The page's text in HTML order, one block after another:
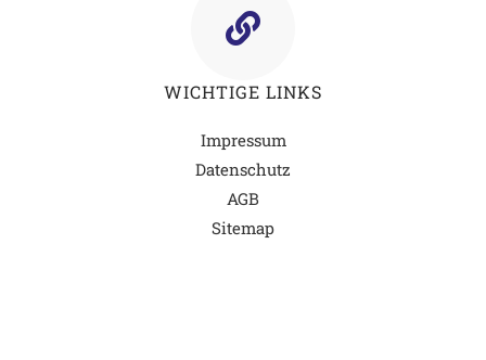
Sitemap